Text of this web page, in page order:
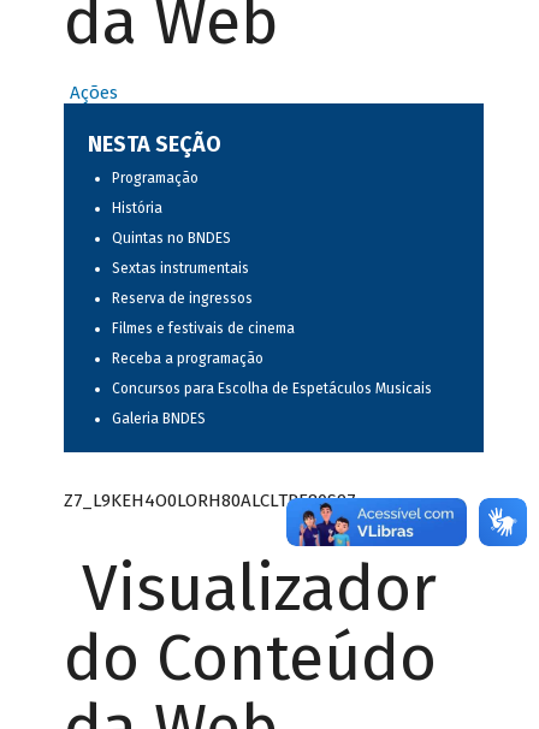
da Web
Ações
NESTA SEÇÃO
Programação
História
Quintas no BNDES
Sextas instrumentais
Reserva de ingressos
Filmes e festivais de cinema
Receba a programação
Concursos para Escolha de Espetáculos Musicais
Galeria BNDES
Z7_L9KEH4O0LORH80ALCLTPF80S97
Visualizador
do Conteúdo